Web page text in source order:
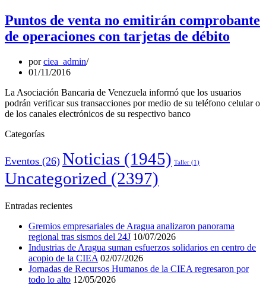
Puntos de venta no emitirán comprobante
de operaciones con tarjetas de débito
porciea_admin
01/11/2016
La Asociación Bancaria de Venezuela informó que los usuarios
podrán verificar sus transacciones por medio de su teléfono celular o
de los canales electrónicos de su respectivo banco
Categorías
Eventos (26) Noticias (1945) Taller (1)
Uncategorized (2397)
Entradas recientes
Gremios empresariales de Aragua analizaron panorama
regional tras sismos del 24J 10/07/2026
Industrias de Aragua suman esfuerzos solidarios en centro de
acopio de la CIEA 02/07/2026
Jornadas de Recursos Humanos de la CIEA regresaron por
todo lo alto 12/05/2026